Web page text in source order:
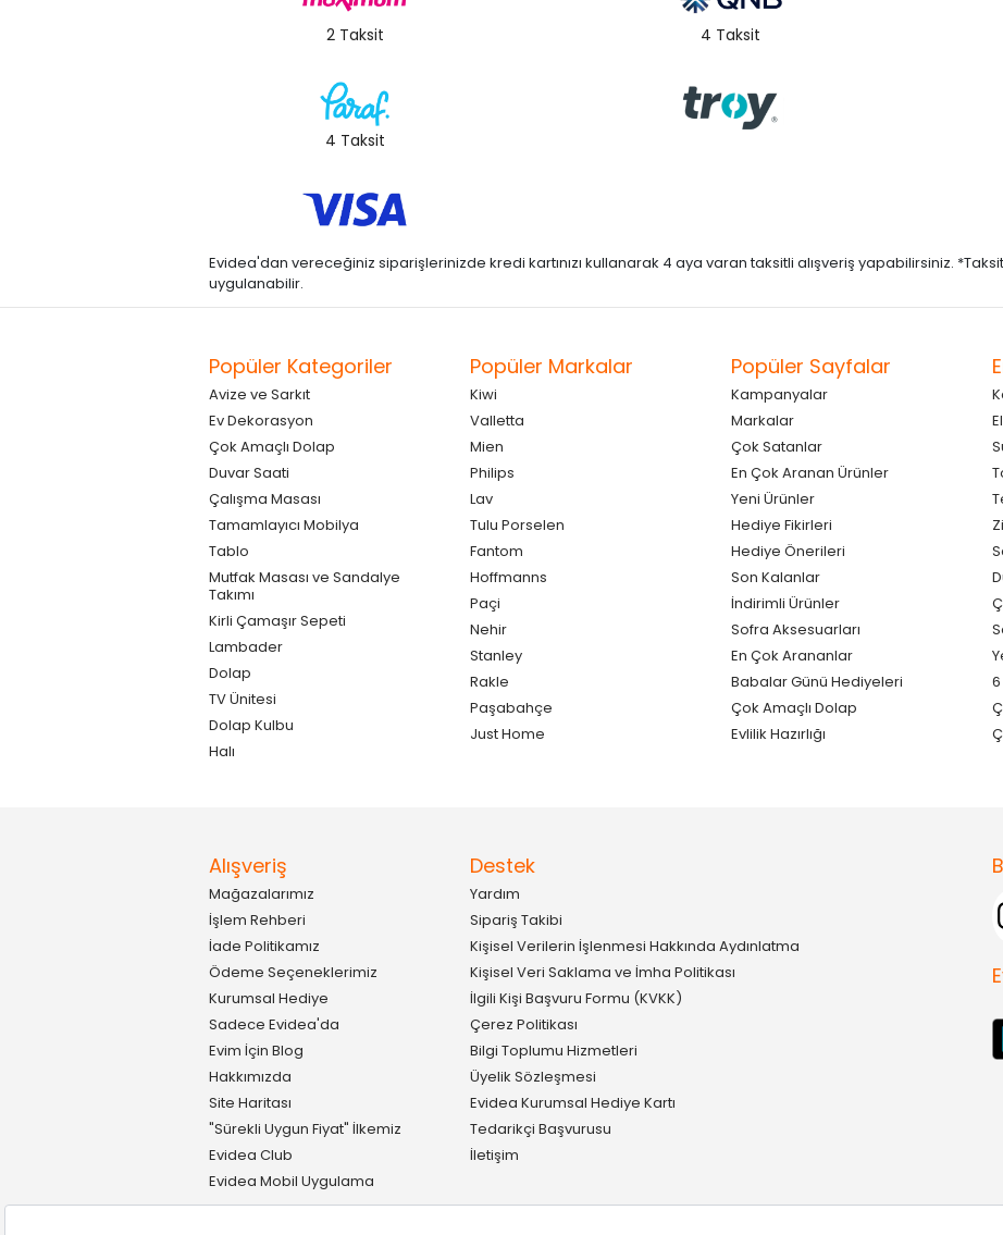
2 Taksit 4 Taksit
4 Taksit
Evidea'dan vereceğiniz siparişlerinizde kredi kartınızı kullanarak 4 aya varan taksitli alışveriş yapabilirsiniz.
uygulanabilir.
Popüler Kategoriler
Avize ve Sarkıt
Ev Dekorasyon
Çok Amaçlı Dolap
Duvar Saati
Çalışma Masası
Tamamlayıcı Mobilya
Tablo
Mutfak Masası ve Sandalye
Takımı
Kirli Çamaşır Sepeti
Lambader
Dolap
TV Ünitesi
Dolap Kulbu
Halı
Popüler Markalar
Kiwi
Valletta
Mien
Philips
Lav
Tulu Porselen
Fantom
Hoffmanns
Paçi
Nehir
Stanley
Rakle
Paşabahçe
Just Home
Popüler Sayfalar
Kampanyalar
Markalar
Çok Satanlar
En Çok Aranan Ürünler
Yeni Ürünler
Hediye Fikirleri
Hediye Önerileri
Son Kalanlar
İndirimli Ürünler
Sofra Aksesuarları
En Çok Arananlar
Babalar Günü Hediyeleri
Çok Amaçlı Dolap
Evlilik Hazırlığı
Alışveriş
Mağazalarımız
İşlem Rehberi
İade Politikamız
Ödeme Seçeneklerimiz
Kurumsal Hediye
Sadece Evidea'da
Evim İçin Blog
Hakkımızda
Site Haritası
"Sürekli Uygun Fiyat" İlkemiz
Evidea Club
Evidea Mobil Uygulama
Destek
Yardım
Sipariş Takibi
Kişisel Verilerin İşlenmesi Hakkında Aydınlatma
Kişisel Veri Saklama ve İmha Politikası
İlgili Kişi Başvuru Formu (KVKK)
Çerez Politikası
Bilgi Toplumu Hizmetleri
Üyelik Sözleşmesi
Evidea Kurumsal Hediye Kartı
Tedarikçi Başvurusu
İletişim